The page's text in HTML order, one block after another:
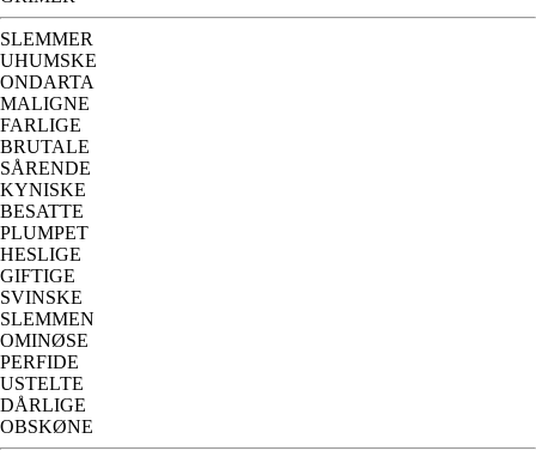
SLEMMER
UHUMSKE
ONDARTA
MALIGNE
FARLIGE
BRUTALE
SÅRENDE
KYNISKE
BESATTE
PLUMPET
HESLIGE
GIFTIGE
SVINSKE
SLEMMEN
OMINØSE
PERFIDE
USTELTE
DÅRLIGE
OBSKØNE